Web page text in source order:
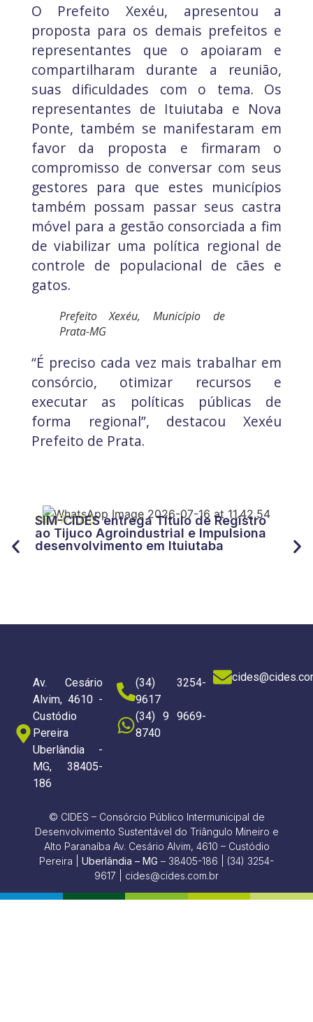
O Prefeito Xexéu, apresentou a
proposta para os demais prefeitos e
representantes que o apoiaram e
compartilharam durante a reunião,
suas dificuldades com o tema. Os
representantes de Ituiutaba e Nova
Ponte, também se manifestaram em
favor da proposta e firmaram o
compromisso de conversar com seus
gestores para que estes municípios
também possam passar seus castra
móvel para a gestão consorciada a fim
de viabilizar uma política regional de
controle de populacional de cães e
gatos.
Prefeito Xexéu, Município de
Prata-MG
“É preciso cada vez mais trabalhar em
consórcio, otimizar recursos e
executar as políticas públicas de
forma regional”, destacou Xexéu
Prefeito de Prata.
16/07/2026
SIM-CIDES entrega Título de Registro
ao Tijuco Agroindustrial e Impulsiona
desenvolvimento em Ituiutaba
do
Av. Cesário
Alvim, 4610 -
Custódio
Pereira
Uberlândia -
MG, 38405-
186
(34) 3254-
9617
(34) 9 9669-
8740
© CIDES – Consórcio Público Intermunicipal de
Desenvolvimento Sustentável do Triângulo Mineiro e
Alto Paranaíba Av. Cesário Alvim, 4610 – Custódio
Pereira | Uberlândia – MG – 38405-186 | (34) 3254-
9617 | cides@cides.com.br